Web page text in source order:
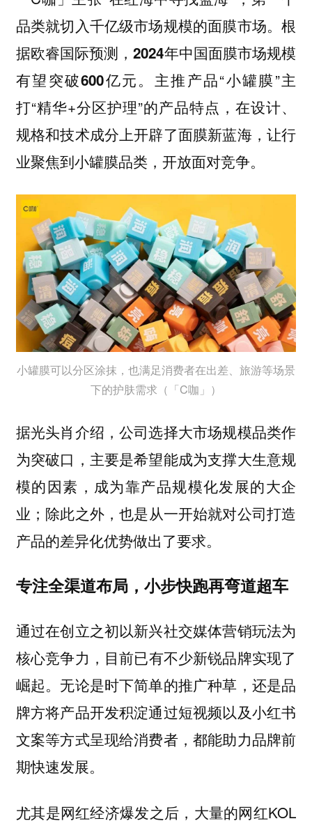
品类就切入千亿级市场规模的面膜市场。根
据欧睿国际预测，2024年中国面膜市场规模
有望突破600亿元。 主推产品“小罐膜”主
打“精华+分区护理”的产品特点，在设计、
规格和技术成分上开辟了面膜新蓝海，让行
业聚焦到小罐膜品类，开放面对竞争。
小罐膜可以分区涂抹，也满足消费者在出差、旅游等场景
下的护肤需求（「C咖」）
据光头肖介绍，公司选择大市场规模品类作
为突破口，主要是希望能成为支撑大生意规
模的因素，成为靠产品规模化发展的大企
业 ；除此之外，也是从一开始就对公司打造
产品的差异化优势做出了要求。
专注全渠道布局，小步快跑再弯道超车
通过在创立之初以新兴社交媒体营销玩法为
核心竞争力 ，目前已有不少新锐品牌实现了
崛起。无论是时下简单的推广种草，还是品
牌方将产品开发积淀通过短视频以及小红书
文案等方式呈现给消费者，都能助力品牌前
期快速发展。
尤其是网红经济爆发之后，大量的网红KOL